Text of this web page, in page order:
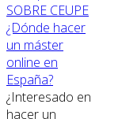
SOBRE CEUPE
¿Dónde hacer
un máster
online en
España?
¿Interesado en
hacer un